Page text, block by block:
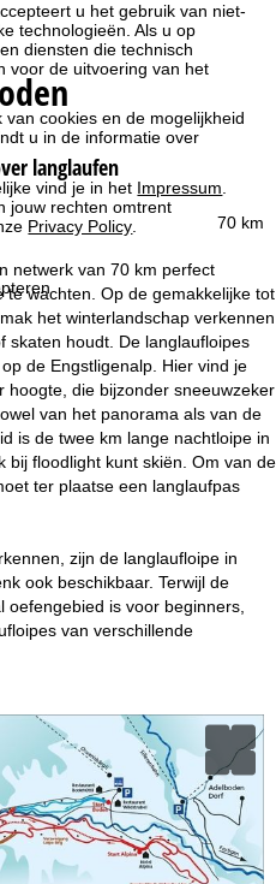
u het gebruik van niet-
technologieën. Als u op
diensten die technisch
voor de uitvoering van het
cookies en de mogelijkheid
u in de informatie over
vind je in het Impressum
jouw rechten omtrent
Privacy Policy
langlaufen
70 km
netwerk van 70 km perfect
wachten. Op de gemakkelijke tot
het winterlandschap verkennen
skaten houdt. De langlaufloipes
de Engstligenalp. Hier vind je
die bijzonder sneeuwzeker
van het panorama als van de
is de twee km lange nachtloipe in
bij floodlight kunt skiën. Om van de
ter plaatse een langlaufpas
zijn de langlaufloipe in
ook beschikbaar. Terwijl de
is voor beginners,
van verschillende